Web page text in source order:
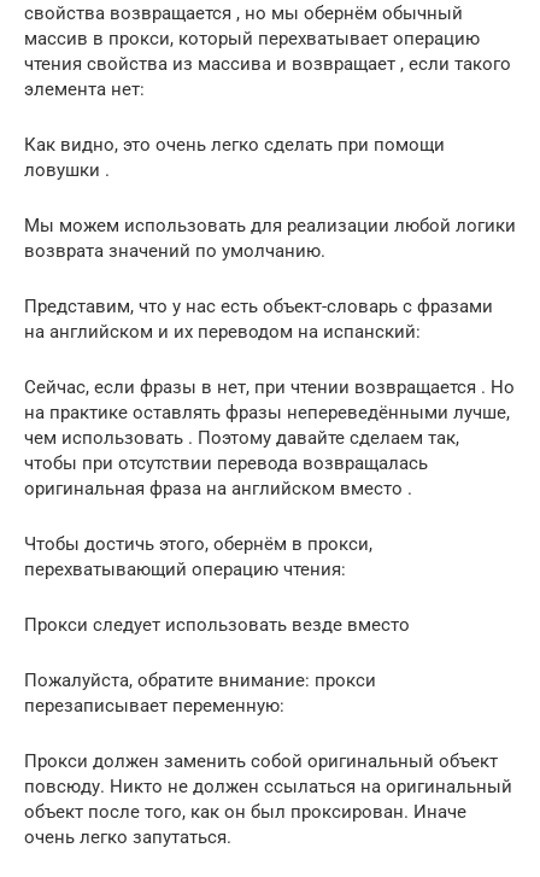
свойства возвращается , но мы обернём обычный
массив в прокси, который перехватывает операцию
чтения свойства из массива и возвращает , если такого
элемента нет:
Как видно, это очень легко сделать при помощи
ловушки .
Мы можем использовать для реализации любой логики
возврата значений по умолчанию.
Представим, что у нас есть объект-словарь с фразами
на английском и их переводом на испанский:
Сейчас, если фразы в нет, при чтении возвращается . Но
на практике оставлять фразы непереведёнными лучше,
чем использовать . Поэтому давайте сделаем так,
чтобы при отсутствии перевода возвращалась
оригинальная фраза на английском вместо .
Чтобы достичь этого, обернём в прокси,
перехватывающий операцию чтения:
Прокси следует использовать везде вместо
Пожалуйста, обратите внимание: прокси
перезаписывает переменную:
Прокси должен заменить собой оригинальный объект
повсюду. Никто не должен ссылаться на оригинальный
объект после того, как он был проксирован. Иначе
очень легко запутаться.